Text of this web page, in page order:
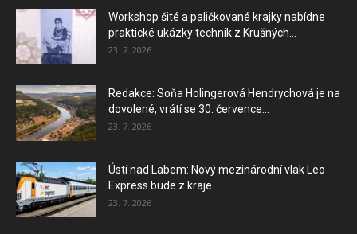
Workshop šité a paličkované krajky nabídne
praktické ukázky technik z Krušných...
23. 7. 2026
Redakce: Soňa Holingerová Hendrychová je na
dovolené, vrátí se 30. července...
23. 7. 2026
Ústí nad Labem: Nový mezinárodní vlak Leo
Express bude z kraje...
23. 7. 2026